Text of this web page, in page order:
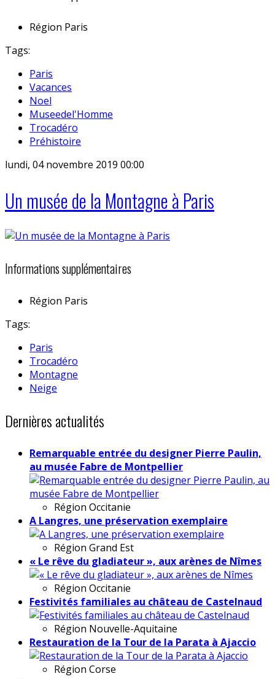
Région Paris
Tags:
Paris
Vacances
Noel
Museedel'Homme
Trocadéro
Préhistoire
lundi, 04 novembre 2019 00:00
Un musée de la Montagne à Paris
Informations supplémentaires
Région Paris
Tags:
Paris
Trocadéro
Montagne
Neige
Dernières actualités
Remarquable entrée du designer Pierre Paulin,
au musée Fabre de Montpellier
Région Occitanie
A Langres, une préservation exemplaire
Région Grand Est
« Le rêve du gladiateur », aux arènes de Nîmes
Région Occitanie
Festivités familiales au château de Castelnaud
Région Nouvelle-Aquitaine
Restauration de la Tour de la Parata à Ajaccio
Région Corse